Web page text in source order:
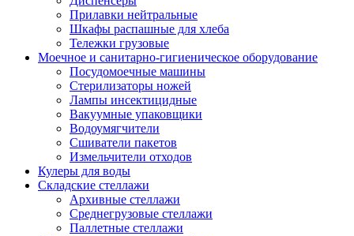
Прилавки нейтральные
Шкафы распашные для хлеба
Тележки грузовые
Моечное и санитарно-гигиеническое оборудование
Посудомоечные машины
Стерилизаторы ножей
Лампы инсектицидные
Вакуумные упаковщики
Водоумягчители
Сшиватели пакетов
Измельчители отходов
Кулеры для воды
Складские стеллажи
Архивные стеллажи
Среднегрузовые стеллажи
Паллетные стеллажи